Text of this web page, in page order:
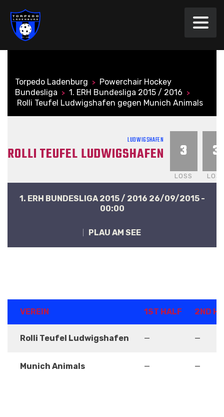
Torpedo Ladenburg > Powerchair Hockey
Bundesliga
> 1. ERH Bundesliga 2015 / 2016 >
Rolli Teufel Ludwigshafen gegen Munich Animals
LUDWIGSHAFEN
ROLLI TEUFEL LUDWIGSHAFEN 3
LOSS
3
1. ERH BUNDESLIGA 2015 / 2016 26/09/2015 -
00:00
PLAU AM SEE
VEREIN 1ST HALF 2ND
Rolli Teufel Ludwigshafen — —
Munich Animals — —